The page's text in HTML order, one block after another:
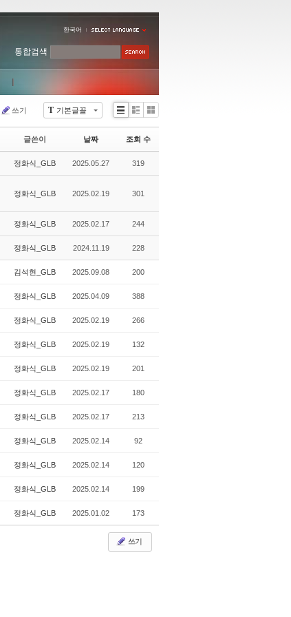
한국어
통합검색
T 기본글꼴
쓰기
Li
Zi
e
G
le
글쓴이 날짜 조회 수
정화식_GLB 2025.05.27 319
정화식_GLB 2025.02.19 301
정화식_GLB 2025.02.17 244
정화식_GLB 2024.11.19 228
김석현_GLB 2025.09.08 200
정화식_GLB 2025.04.09 388
정화식_GLB 2025.02.19 266
정화식_GLB 2025.02.19 132
정화식_GLB 2025.02.19 201
정화식_GLB 2025.02.17 180
정화식_GLB 2025.02.17 213
정화식_GLB 2025.02.14 92
정화식_GLB 2025.02.14 120
정화식_GLB 2025.02.14 199
정화식_GLB 2025.01.02 173
쓰기